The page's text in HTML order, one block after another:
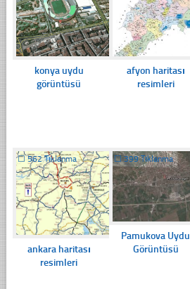
konya uydu
görüntüsü
afyon haritası
resimleri
☐562 Tıklanma
ankara haritası
resimleri
☐ 399 Tıklanma
Pamukova Uydu
Görüntüsü